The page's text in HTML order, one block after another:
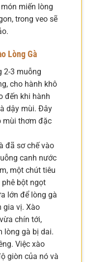
miến lòng
trong veo sẽ
Lòng Gà
2-3 muỗng
cho hành khô
đến khi hành
dậy mùi. Đây
mùi thơm đặc
đã sơ chế vào
canh nước
một chút tiêu
bột ngọt
lớn để lòng gà
gia vị. Xào
chín tới,
lòng gà bị dai.
Việc xào
giòn của nó và